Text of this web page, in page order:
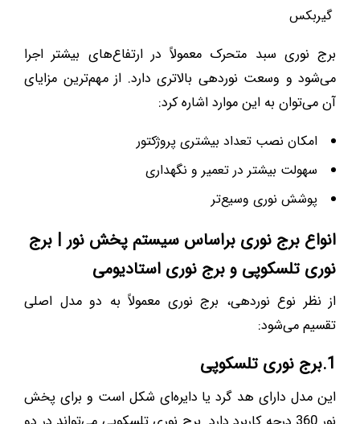
گیربکس
برج نوری سبد متحرک معمولاً در ارتفاع‌های بیشتر اجرا
می‌شود و وسعت نوردهی بالاتری دارد. از مهم‌ترین مزایای
آن می‌توان به این موارد اشاره کرد:
امکان نصب تعداد بیشتری پروژکتور
سهولت بیشتر در تعمیر و نگهداری
پوشش نوری وسیع‌تر
انواع برج نوری براساس سیستم پخش نور | برج
نوری تلسکوپی و برج نوری استادیومی
از نظر نوع نوردهی، برج نوری معمولاً به دو مدل اصلی
تقسیم می‌شود:
1.برج نوری تلسکوپی
این مدل دارای هد گرد یا دایره‌ای شکل است و برای پخش